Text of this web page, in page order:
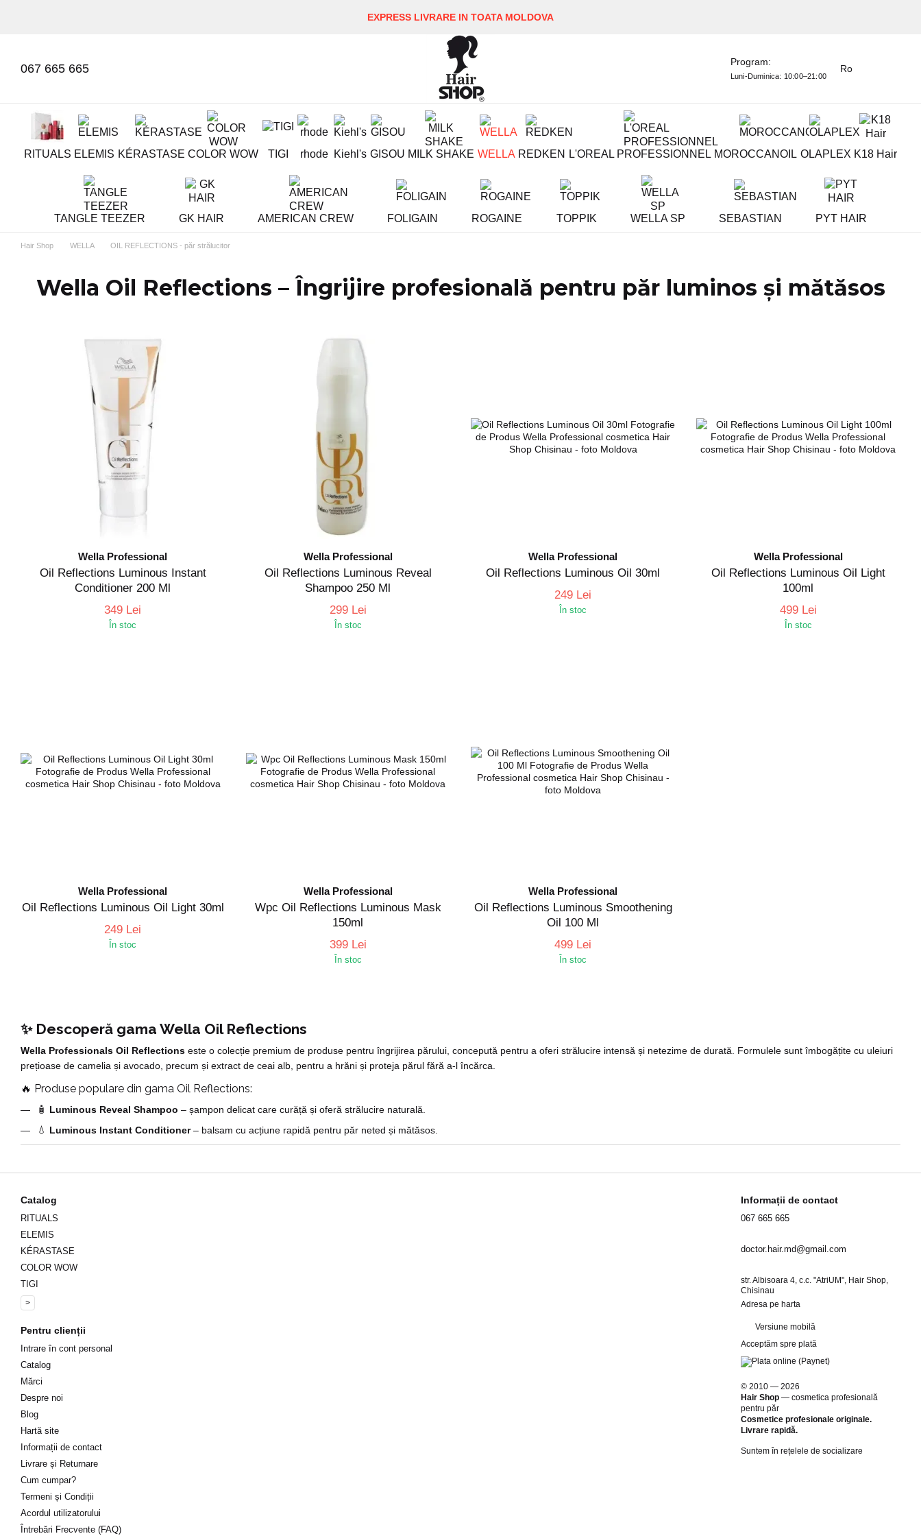
EXPRESS LIVRARE IN TOATA MOLDOVA
067 665 665 Program:
Luni-Duminica: 10:00–21:00
Ro
RITUALS ELEMIS KÉRASTASE COLOR WOW TIGI rhode Kiehl's GISOU MILK SHAKE WELLA REDKEN L'OREAL PROFESSIONNEL MOROCCANOIL OLAPLEX K18 Hair
TANGLE TEEZER GK HAIR AMERICAN CREW FOLIGAIN ROGAINE TOPPIK WELLA SP SEBASTIAN PYT HAIR
Hair Shop WELLA OIL REFLECTIONS - păr strălucitor
Wella Oil Reflections – Îngrijire profesională pentru păr luminos și mătăsos
✨ Descoperă gama Wella Oil Reflections
Wella Professionals Oil Reflections este o colecție premium de produse pentru îngrijirea părului, concepută pentru a oferi strălucire intensă și netezime de durată. Formulele sunt îmbogățite cu uleiuri
prețioase de camelia și avocado, precum și extract de ceai alb, pentru a hrăni și proteja părul fără a-l încărca.
🔥 Produse populare din gama Oil Reflections:
🧴 Luminous Reveal Shampoo – șampon delicat care curăță și oferă strălucire naturală.
💧 Luminous Instant Conditioner– balsam cu acțiune rapidă pentru păr neted și mătăsos.
💎Luminous Smoothing Oil– ulei pentru finisare, oferind luciu și protecție împotriva frizz-ului.
✅ Beneficiile gamei Oil Reflections:
✔️ Potrivită pentru toate tipurile de păr, inclusiv vopsit.
✔️ Oferă până la 3 ori mai multă netezime și strălucire.
✔️ Protejează împotriva factorilor externi și a deteriorării termice.
Wella Professional
Oil Reflections Luminous Instant
Conditioner 200 Ml
349 Lei
În stoc
Wella Professional
Oil Reflections Luminous Reveal
Shampoo 250 Ml
299 Lei
În stoc
Wella Professional
Oil Reflections Luminous Oil 30ml
249 Lei
În stoc
Wella Professional
Oil Reflections Luminous Oil Light
100ml
499 Lei
În stoc
Wella Professional
Oil Reflections Luminous Oil Light 30ml
249 Lei
În stoc
Wella Professional
Wpc Oil Reflections Luminous Mask
150ml
399 Lei
În stoc
Wella Professional
Oil Reflections Luminous Smoothening
Oil 100 Ml
499 Lei
În stoc
Catalog
RITUALS
ELEMIS
KÉRASTASE
COLOR WOW
TIGI
>
Pentru clienții
Intrare în cont personal
Catalog
Mărci
Despre noi
Blog
Hartă site
Informații de contact
Livrare și Returnare
Cum cumpar?
Termeni și Condiții
Acordul utilizatorului
Întrebări Frecvente (FAQ)
Informații de contact
067 665 665
doctor.hair.md@gmail.com
str. Albisoara 4, c.c. "AtriUM", Hair Shop,
Chisinau
Adresa pe harta
Versiune mobilă
Acceptăm spre plată
© 2010 — 2026
Hair Shop —cosmetica profesională
pentru păr
Cosmetice profesionale originale.
Livrare rapidă.
Suntem în rețelele de socializare